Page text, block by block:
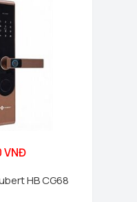
VNĐ
HB CG68